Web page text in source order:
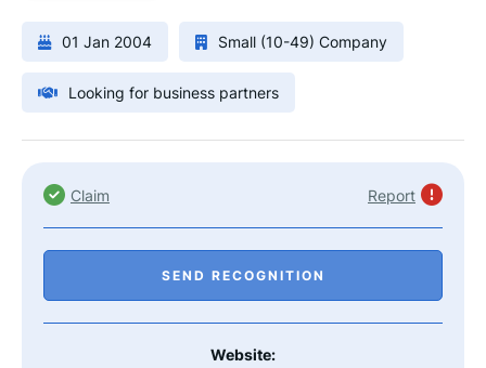
01 Jan 2004 Small (10-49) Company
Looking for business partners
Claim Report
SEND RECOGNITION
Website: